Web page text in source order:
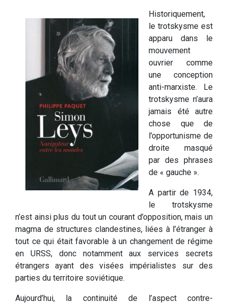
Historiquement,
le trotskysme est
apparu dans le
mouvement
ouvrier comme
une conception
anti-marxiste. Le
trotskysme n’aura
jamais été autre
chose que de
l’opportunisme de
droite masqué
par des phrases
de « gauche ».
A partir de 1934,
le trotskysme
n’est ainsi plus du tout un courant d’opposition, mais un
magma de structures clandestines, liées à l’étranger à
tout ce qui était favorable à un changement de régime
en URSS, donc notamment aux services secrets
étrangers ayant des visées impérialistes sur des
parties du territoire soviétique.
Aujourd’hui, la continuité de l’aspect contre-